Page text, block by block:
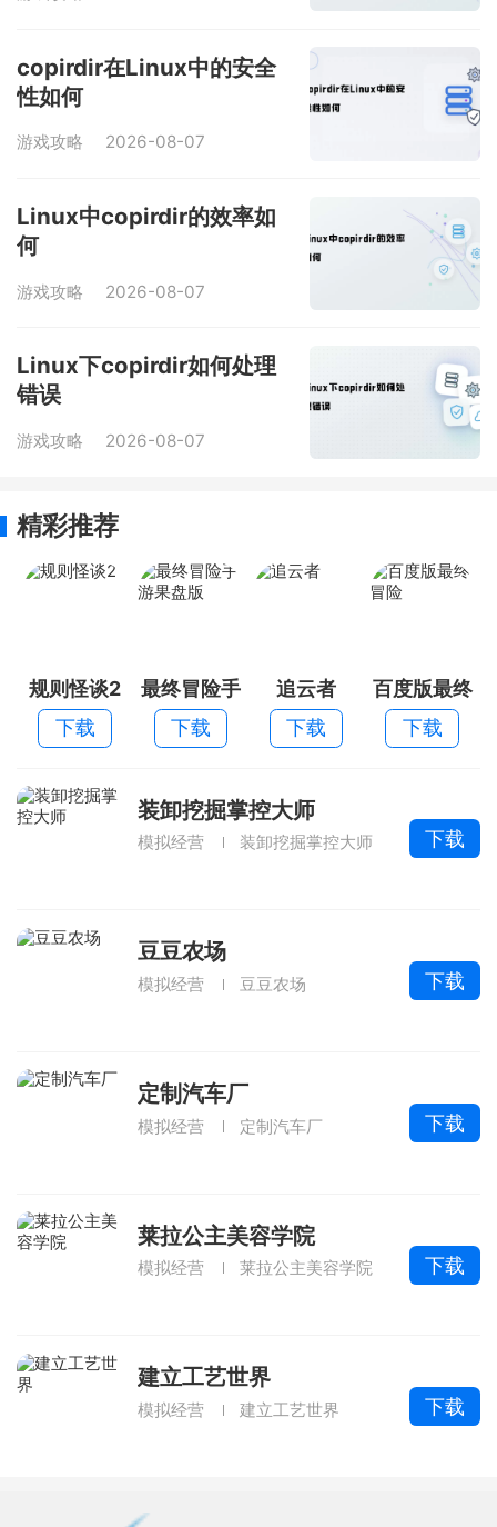
copirdir在Linux中的安全
性如何
游戏攻略 2026-08-07
Linux中copirdir的效率如
何
游戏攻略 2026-08-07
Linux下copirdir如何处理
错误
游戏攻略 2026-08-07
精彩推荐
规则怪谈2
下载
最终冒险手
游果盘版
下载
追云者
下载
百度版最终
冒险
下载
装卸挖掘掌控大师
模拟经营 装卸挖掘掌控大师 下载
豆豆农场
模拟经营 豆豆农场 下载
定制汽车厂
模拟经营 定制汽车厂 下载
莱拉公主美容学院
模拟经营 莱拉公主美容学院 下载
建立工艺世界
模拟经营 建立工艺世界 下载